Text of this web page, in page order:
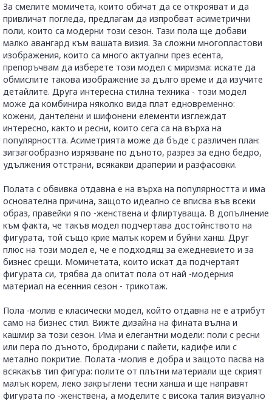
За смелите момичета, които обичат да се открояват и да
привличат погледа, предлагам да изпробват асиметрични
поли, които са модерни този сезон. Тази пола ще добави
малко авангард към вашата визия. За сложни многопластови
изображения, които са много актуални през есента,
препоръчвам да изберете този модел с миризма: искате да
обмислите такова изображение за дълго време и да изучите
детайлите. Друга интересна стилна техника - този модел
може да комбинира няколко вида плат едновременно:
кожени, дантелени и шифонени елементи изглеждат
интересно, както и ресни, които сега са на върха на
популярността. Асиметрията може да бъде с различен план:
зигзагообразно изрязване по дъното, разрез за едно бедро,
удължения отстрани, всякакви драперии и разфасовки.
Полата с обвивка отдавна е на върха на популярността и има
основателна причина, защото идеално се вписва във всеки
образ, правейки я по -женствена и флиртуваща. В допълнение
към факта, че такъв модел подчертава достойнството на
фигурата, той също крие малък корем и буйни ханш. Друг
плюс на този модел е, че е подходящ за ежедневието и за
бизнес срещи. Момичетата, които искат да подчертаят
фигурата си, трябва да опитат пола от най -модерния
материал на есенния сезон - трикотаж.
Пола -молив е класически модел, който отдавна не е атрибут
само на бизнес стил. Вижте дизайна на фината вълна и
кашмир за този сезон. Има и елегантни модели: поли с ресни
или пера по дъното, бродирани с пайети, кадифе или с
метално покритие. Полата -молив е добра и защото пасва на
всякакъв тип фигура: полите от плътни материали ще скрият
малък корем, леко закръглени тесни ханша и ще направят
фигурата по -женствена, а моделите с висока талия визуално